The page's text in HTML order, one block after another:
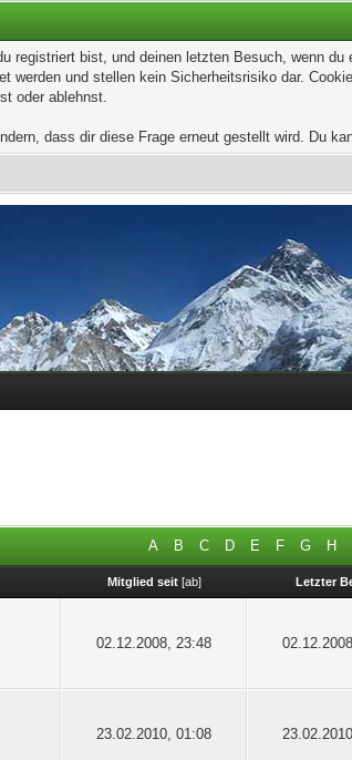
registriert bist, und deinen letzten Besuch, wenn
und stellen kein Sicherheitsrisiko dar.
oder ablehnst.
dass dir diese Frage erneut gestellt wird. Du
A B C D E F G H
Mitglied seit [ab] Letzter
02.12.2008, 23:48
23.02.2010, 01:08